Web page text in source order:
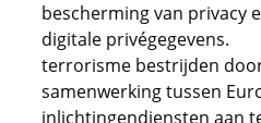
bescherming van privacy
digitale privégegevens.
terrorisme bestrijden
samenwerking tussen
inlichtingendiensten aan